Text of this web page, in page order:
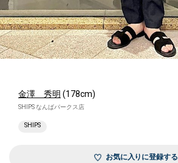
金澤 秀明 (178cm)
SHIPS なんばパークス店
SHIPS
お気に入りに登録する